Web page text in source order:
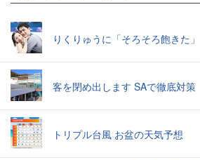
りくりゅうに「そろそろ飽きた」
客を閉め出します SAで徹底対策
トリプル台風 お盆の天気予想